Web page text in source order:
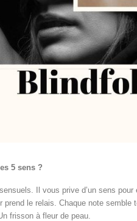
5 sens ?
Il vous prive d’un sens
prend le relais. Chaque note
frisson à fleur de peau.